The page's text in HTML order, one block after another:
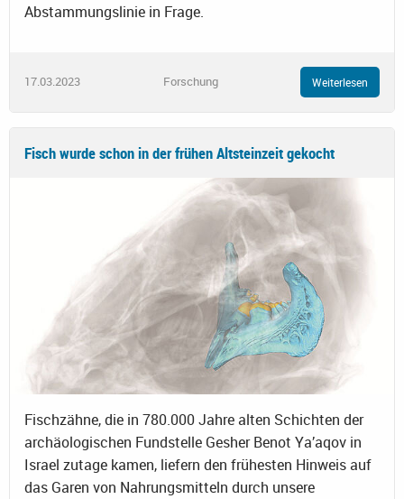
Abstammungslinie in Frage.
17.03.2023 Forschung Weiterlesen
Fisch wurde schon in der frühen Altsteinzeit gekocht
Fischzähne, die in 780.000 Jahre alten Schichten der
archäologischen Fundstelle Gesher Benot Ya’aqov in
Israel zutage kamen, liefern den frühesten Hinweis auf
das Garen von Nahrungsmitteln durch unsere